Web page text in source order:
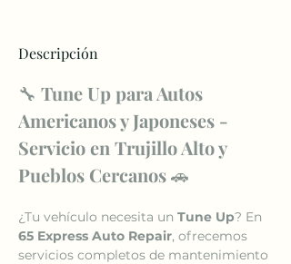
Descripción
🔧 Tune Up para Autos
Americanos y Japoneses -
Servicio en Trujillo Alto y
Pueblos Cercanos 🚗
¿Tu vehículo necesita un Tune Up? En
65 Express Auto Repair, ofrecemos
servicios completos de mantenimiento